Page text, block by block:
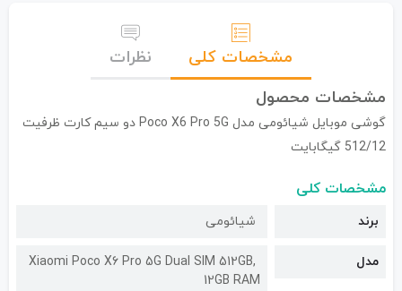
مشخصات کلی
نظرات
مشخصات محصول
گوشی موبایل شیائومی مدل Poco X6 Pro 5G دو سیم کارت ظرفیت
512/12 گیگابایت
مشخصات کلی
برند شیائومی
مدل
Xiaomi Poco X6 Pro 5G Dual SIM 512GB,
12GB RAM